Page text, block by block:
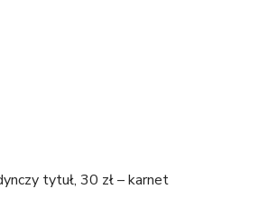
tytuł, 30 zł – karnet